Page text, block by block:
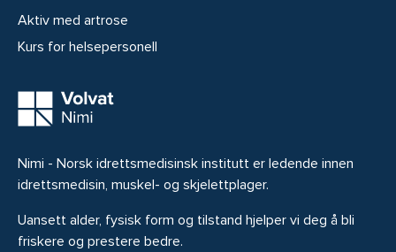
Nimi - Norsk idrettsmedisinsk institutt er ledende innen
idrettsmedisin, muskel- og skjelettplager.
Uansett alder, fysisk form og tilstand hjelper vi deg å bli
friskere og prestere bedre.
Aktiv med artrose
Kurs for helsepersonell